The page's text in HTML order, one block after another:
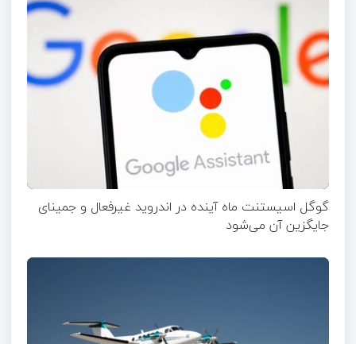
گوگل اسیستنت ماه آینده در اندروید غیرفعال و جمینای
جایگزین آن می‌شود